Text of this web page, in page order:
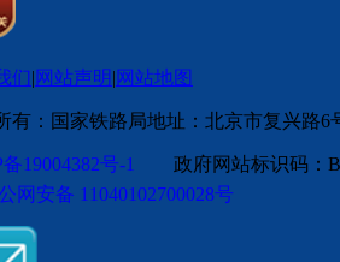
们|网站声明|网站地图
有：国家铁路局地址：北京市复兴路6
19004382号-1
政府网站标识码
网安备 11040102700028号